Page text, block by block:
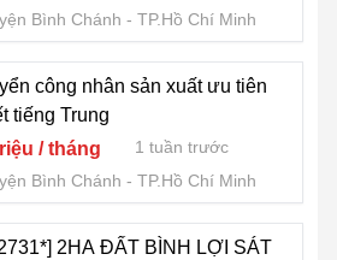
Bình Chánh
TP.Hồ Chí Minh
công nhân sản xuất ưu tiên
tiếng Trung
/ tháng
1 tuần trước
Bình Chánh
TP.Hồ Chí Minh
2HA ĐẤT BÌNH LỢI SÁT